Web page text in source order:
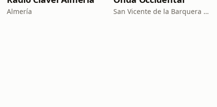
Almería San Vicente de la Barquera · 92.2-107.7 FM